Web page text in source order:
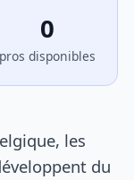
0
pros disponibles
les
du